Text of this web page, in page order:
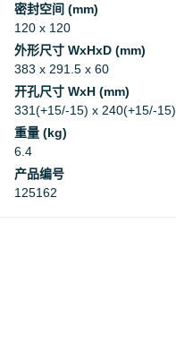
密封空间 (mm)
120 x 120
外形尺寸 WxHxD (mm)
383 x 291.5 x 60
开孔尺寸 WxH (mm)
331(+15/-15) x 240(+15/-15)
重量 (kg)
6.4
产品编号
125162